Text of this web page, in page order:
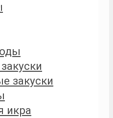
закуски
икра